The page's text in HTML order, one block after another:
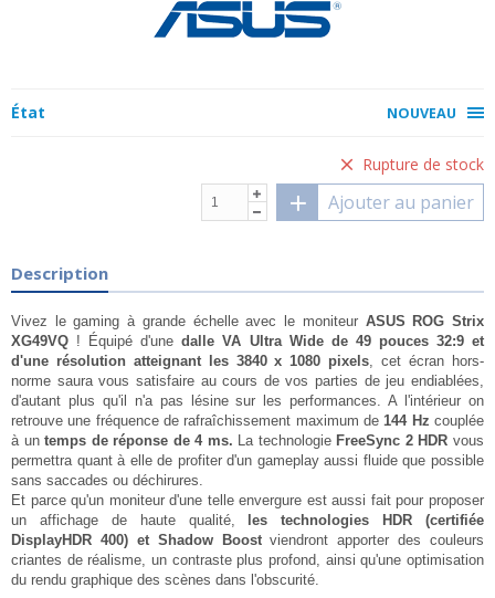
État NOUVEAU
Rupture de stock
Ajouter au panier
Description
Vivez le gaming à grande échelle avec le moniteur ASUS ROG Strix
XG49VQ ! Équipé d'unedalle VA Ultra Wide de 49 pouces 32:9 et
d'une résolution atteignant les 3840 x 1080 pixels, cet écran hors-
norme saura vous satisfaire au cours de vos parties de jeu endiablées,
d'autant plus qu'il n'a pas lésine sur les performances. A l'intérieur on
retrouve une fréquence de rafraîchissement maximum de144 Hz couplée
à untemps de réponse de 4 ms. La technologie FreeSync 2 HDR vous
permettra quant à elle de profiter d'un gameplay aussi fluide que possible
sans saccades ou déchirures.
Et parce qu'un moniteur d'une telle envergure est aussi fait pour proposer
un affichage de haute qualité, les technologies HDR (certifiée
DisplayHDR 400) et Shadow Boostviendront apporter des couleurs
criantes de réalisme, un contraste plus profond, ainsi qu'une optimisation
du rendu graphique des scènes dans l'obscurité.